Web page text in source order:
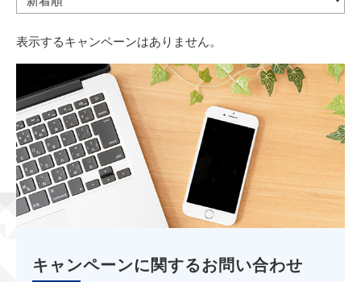
表示するキャンペーンはありません。
キャンペーンに関するお問い合わせ